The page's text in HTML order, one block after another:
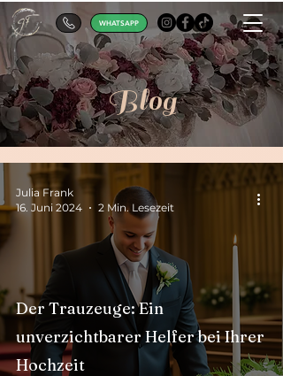
WHATSAPP
Blog
Der Trauzeuge: Ein
unverzichtbarer Helfer bei Ihrer
Hochzeit
Julia Frank
16. Juni 2024
2 Min. Lesezeit